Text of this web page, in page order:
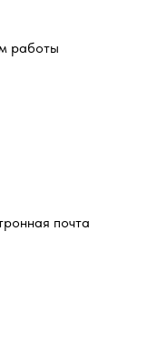
работы
почта